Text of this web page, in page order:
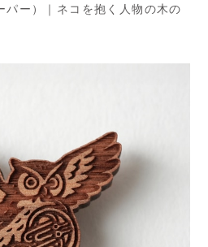
パー）｜ネコを抱く人物の木の